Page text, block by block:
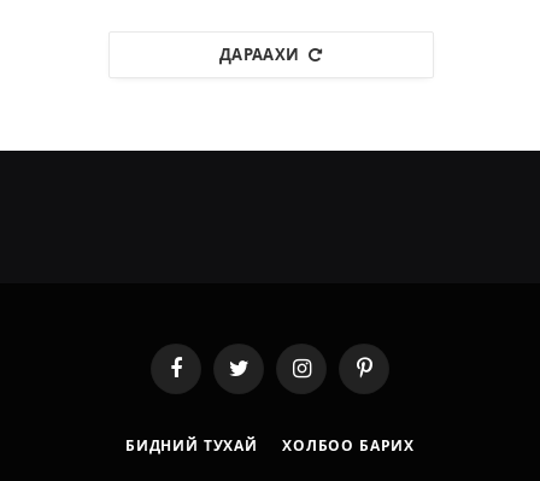
ДАРААХИ
FacebookTwitter InstagramPinterest
БИДНИЙ ТУХАЙ ХОЛБОО БАРИХ